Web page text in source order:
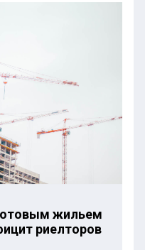
жильем
риелторов